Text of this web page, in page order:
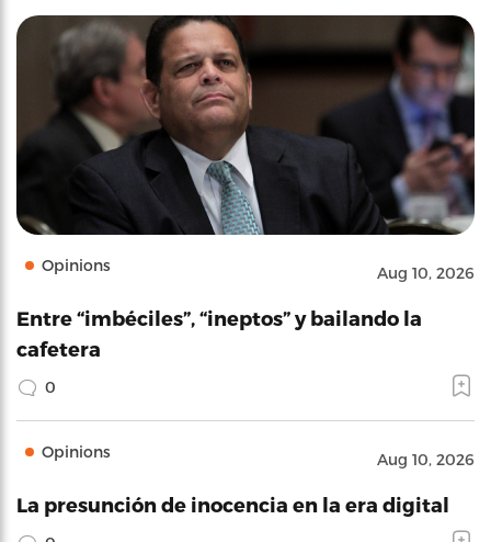
Opinions Aug 10, 2026
Entre “imbéciles”, “ineptos” y bailando la
cafetera
0
Opinions Aug 10, 2026
La presunción de inocencia en la era digital